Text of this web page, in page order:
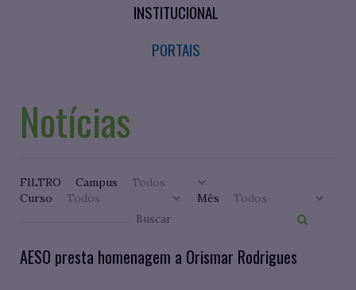
INSTITUCIONAL
PORTAIS
Notícias
FILTRO
Campus
Curso
Mês
AESO presta homenagem a Orismar Rodrigues